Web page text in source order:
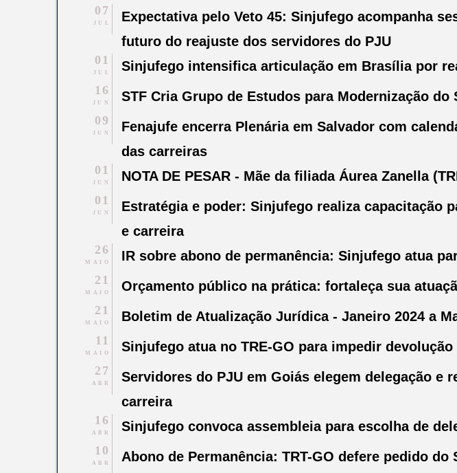
07
JUL
Expectativa pelo Veto 45: Sinjufego acompanha
futuro do reajuste dos servidores do PJU
01
JUL Sinjufego intensifica articulação em Brasília por
16
JUN STF Cria Grupo de Estudos para Modernização do
09
JUN
Fenajufe encerra Plenária em Salvador com
das carreiras
01
JUN NOTA DE PESAR - Mãe da filiada Áurea Zanella
01
JUN
Estratégia e poder: Sinjufego realiza capacitação
e carreira
26
MAIO IR sobre abono de permanência: Sinjufego atua
21
MAIO Orçamento público na prática: fortaleça sua
21
MAIO Boletim de Atualização Jurídica - Janeiro 2024 a
11
MAIO Sinjufego atua no TRE-GO para impedir
27
ABR
Servidores do PJU em Goiás elegem delegação e
carreira
16
ABR Sinjufego convoca assembleia para escolha de
10
ABR Abono de Permanência: TRT-GO defere pedido do